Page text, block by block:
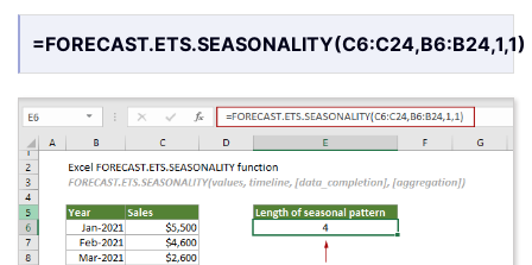
=FORECAST.ETS.SEASONALITY(C6:C24,B6:B24,1,1)